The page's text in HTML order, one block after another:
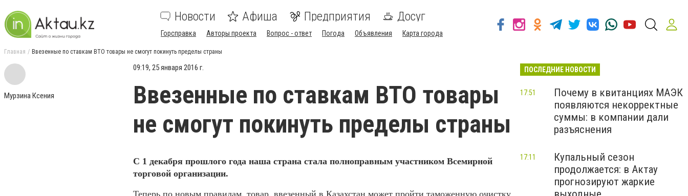
Новости Афиша Предприятия Досуг
Горсправка Авторы проекта Вопрос - ответ Погода Объявления Карта города
Главная Ввезенные по ставкам ВТО товары не смогут покинуть пределы страны
Мурзина Ксения
09:19, 25 января 2016 г.
Ввезенные по ставкам ВТО товары
не смогут покинуть пределы страны
С 1 декабря прошлого года наша страна стала полноправным участником Всемирной
торговой организации.
ПОСЛЕДНИЕ НОВОСТИ
Почему в квитанциях МАЭК
появляются некорректные
суммы: в компании дали
разъяснения
17:51
Купальный сезон
продолжается: в Актау
прогнозируют жаркие
17:11